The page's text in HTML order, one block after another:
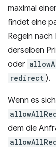
maximal
findet eine
Regeln
derselben
oder
redirect ).
Wenn es
dem die